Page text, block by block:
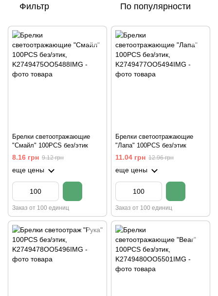
Фильтр По популярности
Брелки светоотражающие
"Смайл" 100PCS без/этик
8.16 грн 9.12 грн
еще цены
Заказ от 100 единиц
Брелки светоотражающие
"Лапа" 100PCS без/этик
11.04 грн 12.96 грн
еще цены
Заказ от 100 единиц